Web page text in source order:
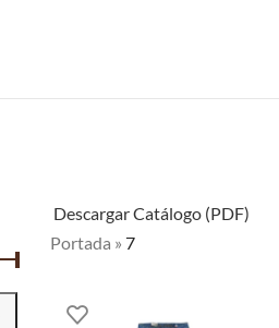
Descargar Catálogo (PDF)
Portada » 7